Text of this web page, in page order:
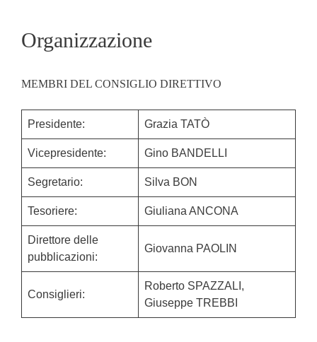
Organizzazione
MEMBRI DEL CONSIGLIO DIRETTIVO
Presidente: Grazia TATÒ
Vicepresidente: Gino BANDELLI
Segretario: Silva BON
Tesoriere: Giuliana ANCONA
Direttore delle
pubblicazioni:
Giovanna PAOLIN
Consiglieri:
Roberto SPAZZALI,
Giuseppe TREBBI